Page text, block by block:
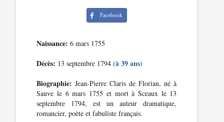
Facebook
Naissance: 6 mars 1755
Décès: 13 septembre 1794(à 39 ans)
Biographie: Jean-Pierre Claris de Florian, né à
Sauve le 6 mars 1755 et mort à Sceaux le 13
septembre 1794, est un auteur dramatique,
romancier, poète et fabuliste français.